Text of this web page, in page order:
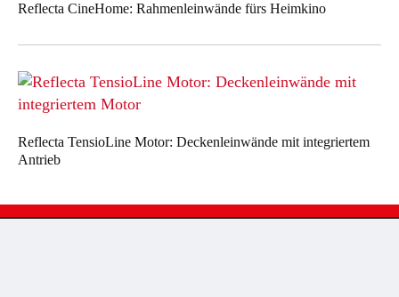
Reflecta CineHome: Rahmenleinwände fürs Heimkino
Reflecta TensioLine Motor: Deckenleinwände mit integriertem
Antrieb